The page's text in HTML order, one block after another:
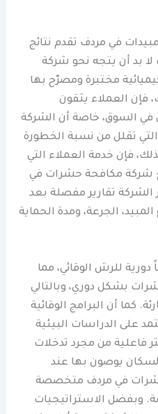
في مردف تقدم نتائج
بد أن يتجه نحو شركة
مختبرة ومصرّح بها
فإن العملاء يثقون
في السوق، خاصة أن الشركة
تقلل من نسبة الخطورة
فإن خدمة العملاء التي
شركة مكافحة حشرات في
الشركة تقارير مفصلة بعد
الجرعة، ومدة الحماية
للرش الوقائي، مما
بشكل دوري، وبالتالي
كما أن البرامج الوقائية
على الدراسات البيئية
فاعلية من مجرد تدخلات
يوصون بها عند
في مردف متخصصة
وبفضل الاستراتيجيات